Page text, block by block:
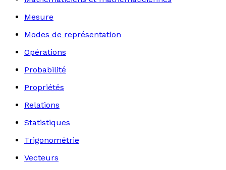
Mesure
Modes de représentation
Opérations
Probabilité
Propriétés
Relations
Statistiques
Trigonométrie
Vecteurs